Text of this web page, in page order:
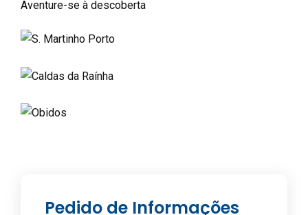
Aventure-se à descoberta
Pedido de Informações